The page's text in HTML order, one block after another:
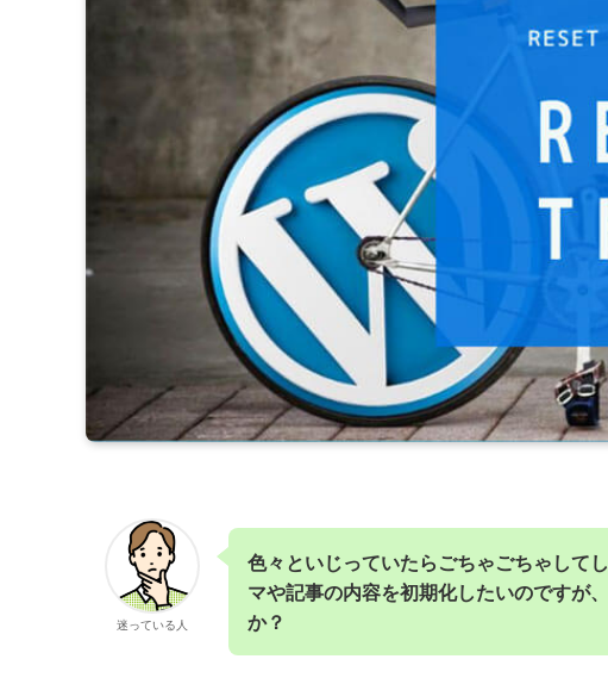
迷っている人
色々といじっていたらごちゃごちゃして
マや記事の内容を初期化したいのですが
か？